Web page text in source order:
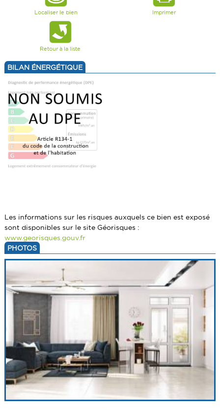
Localiser le bien Imprimer
Retour à la liste
BILAN ÉNERGÉTIQUE
Les informations sur les risques auxquels ce bien est exposé
sont disponibles sur le site Géorisques :
www.georisques.gouv.fr
PHOTOS